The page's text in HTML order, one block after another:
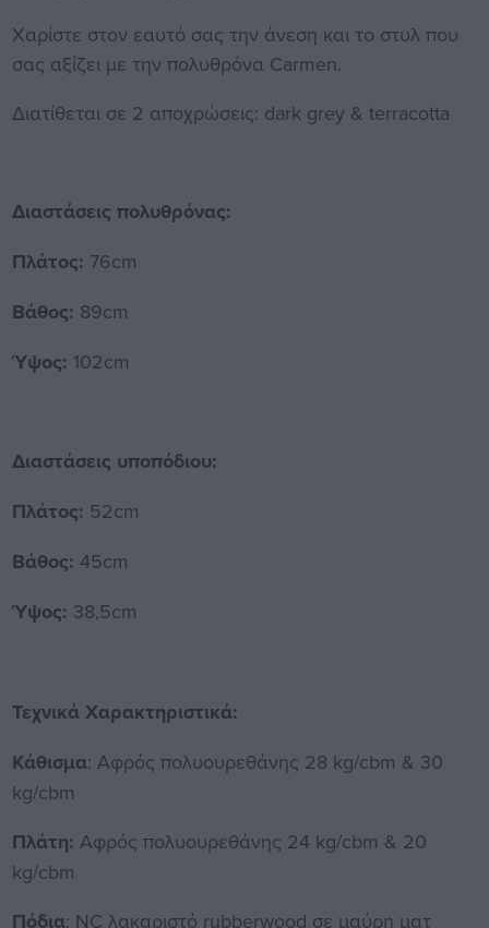
Χαρίστε στον εαυτό σας την άνεση και το στυλ που
σας αξίζει με την πολυθρόνα Carmen.
Διατίθεται σε 2 αποχρώσεις: dark grey & terracotta
Διαστάσεις πολυθρόνας:
Πλάτος: 76cm
Βάθος: 89cm
Ύψος: 102cm
Διαστάσεις υποπόδιου:
Πλάτος: 52cm
Βάθος: 45cm
Ύψος: 38,5cm
Τεχνικά Χαρακτηριστικά:
Κάθισμα: Αφρός πολυουρεθάνης 28 kg/cbm & 30
kg/cbm
Πλάτη: Αφρός πολυουρεθάνης 24 kg/cbm & 20
kg/cbm
Πόδια: NC λακαριστό rubberwood σε μαύρη ματ